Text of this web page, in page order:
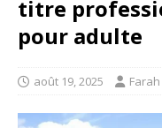
titre
pour adulte
août 19, 2025